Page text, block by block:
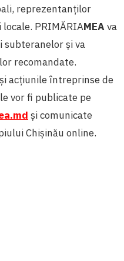
reprezentanților
PRIMĂRIAMEAva
subteranelor și va
recomandate.
acțiunile întreprinse de
vor fi publicate pe
și comunicate
Chișinău online.